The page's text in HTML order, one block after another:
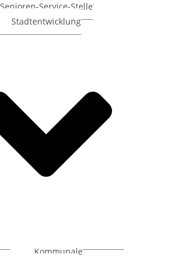
Senioren-Service-Stelle
Stadtentwicklung
Kommunale